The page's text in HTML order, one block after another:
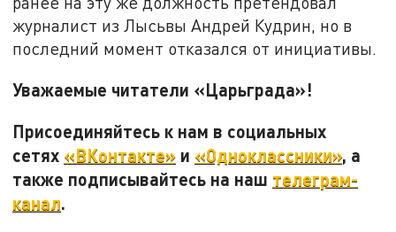
журналист из Лысьвы Андрей Кудрин, но в
последний момент отказался от инициативы.
Уважаемые читатели «Царьграда»!
Присоединяйтесь к нам в социальных
сетях «ВКонтакте» и «Одноклассники», а
также подписывайтесь на наш телеграм-
канал.